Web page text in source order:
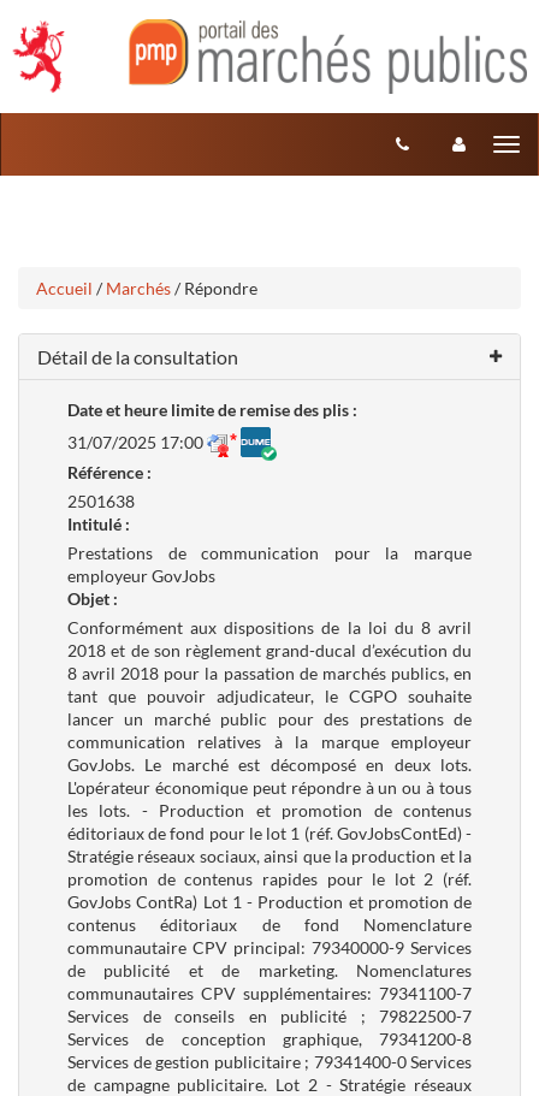
contenu
Accueil / Marchés/ Répondre
Détail de la consultation
Date et heure limite de remise des plis :
31/07/2025 17:00
Référence :
2501638
Intitulé :
Prestations de communication pour la marque
employeur GovJobs
Objet :
Conformément aux dispositions de la loi du 8 avril
2018 et de son règlement grand-ducal d’exécution du
8 avril 2018 pour la passation de marchés publics, en
tant que pouvoir adjudicateur, le CGPO souhaite
lancer un marché public pour des prestations de
communication relatives à la marque employeur
GovJobs. Le marché est décomposé en deux lots.
L'opérateur économique peut répondre à un ou à tous
les lots. - Production et promotion de contenus
éditoriaux de fond pour le lot 1 (réf. GovJobsContEd) -
Stratégie réseaux sociaux, ainsi que la production et la
promotion de contenus rapides pour le lot 2 (réf.
GovJobs ContRa) Lot 1 - Production et promotion de
contenus éditoriaux de fond Nomenclature
communautaire CPV principal: 79340000-9 Services
de publicité et de marketing. Nomenclatures
communautaires CPV supplémentaires: 79341100-7
Services de conseils en publicité ; 79822500-7
Services de conception graphique, 79341200-8
Services de gestion publicitaire ; 79341400-0 Services
de campagne publicitaire. Lot 2 - Stratégie réseaux